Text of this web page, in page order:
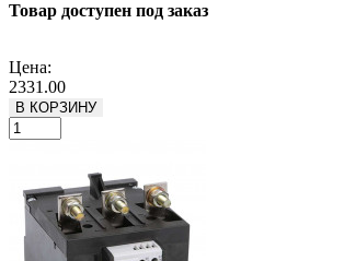
Товар доступен под заказ
Цена:
2331.00
В КОРЗИНУ